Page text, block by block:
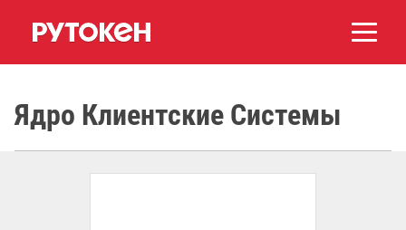
Ядро Клиентские Системы